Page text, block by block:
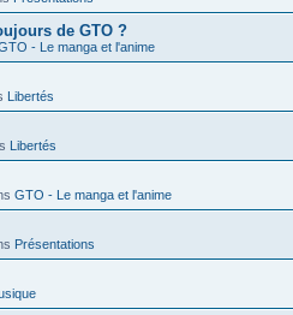
de GTO ?
- Le manga et l'anime
Libertés
Libertés
GTO - Le manga et l'anime
Présentations